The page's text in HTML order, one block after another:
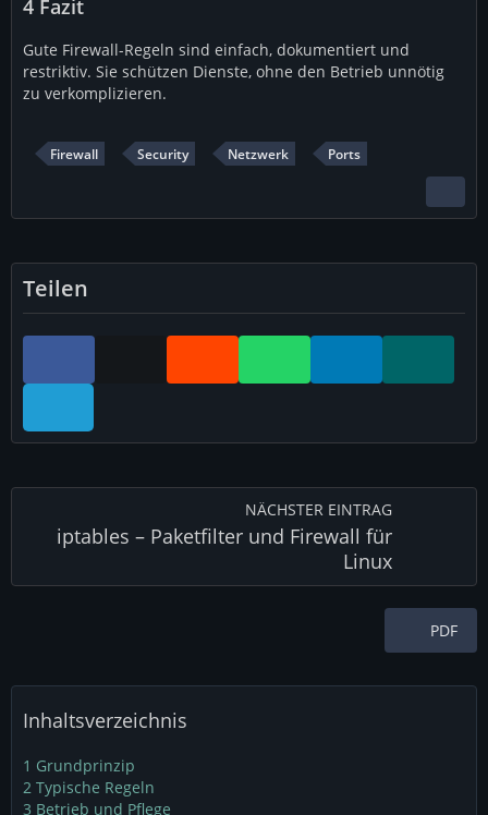
4 Fazit
Gute Firewall-Regeln sind einfach, dokumentiert und
restriktiv. Sie schützen Dienste, ohne den Betrieb unnötig
zu verkomplizieren.
Firewall Security Netzwerk Ports
Teilen
NÄCHSTER EINTRAG
iptables – Paketfilter und Firewall für
Linux
PDF
Inhaltsverzeichnis
1 Grundprinzip
2 Typische Regeln
3 Betrieb und Pflege